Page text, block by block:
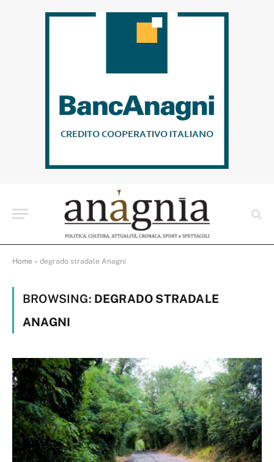
Home » degrado stradale Anagni
BROWSING: DEGRADO STRADALE
ANAGNI